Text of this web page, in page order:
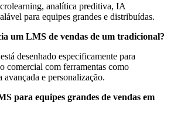
analítica preditiva, IA
para equipes grandes e distribuídas.
um LMS de vendas de um tradicional?
desenhado especificamente para
comercial com ferramentas como
e personalização.
para equipes grandes de vendas em